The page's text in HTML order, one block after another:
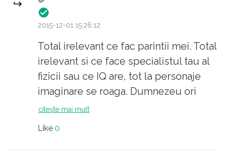
semenii.
2015-12-01 15:26:12
Total irelevant ce fac parintii mei. Total
irelevant si ce face specialistul tau al
fizicii sau ce IQ are, tot la personaje
imaginare se roaga. Dumnezeu ori
exista ori nu, indiferent de cine si cati
demonstreaza cu dovezi, nu prin vot
citește mai mult
Like 0